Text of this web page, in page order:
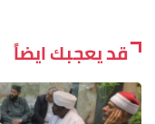
قد يعجبك ايضاً